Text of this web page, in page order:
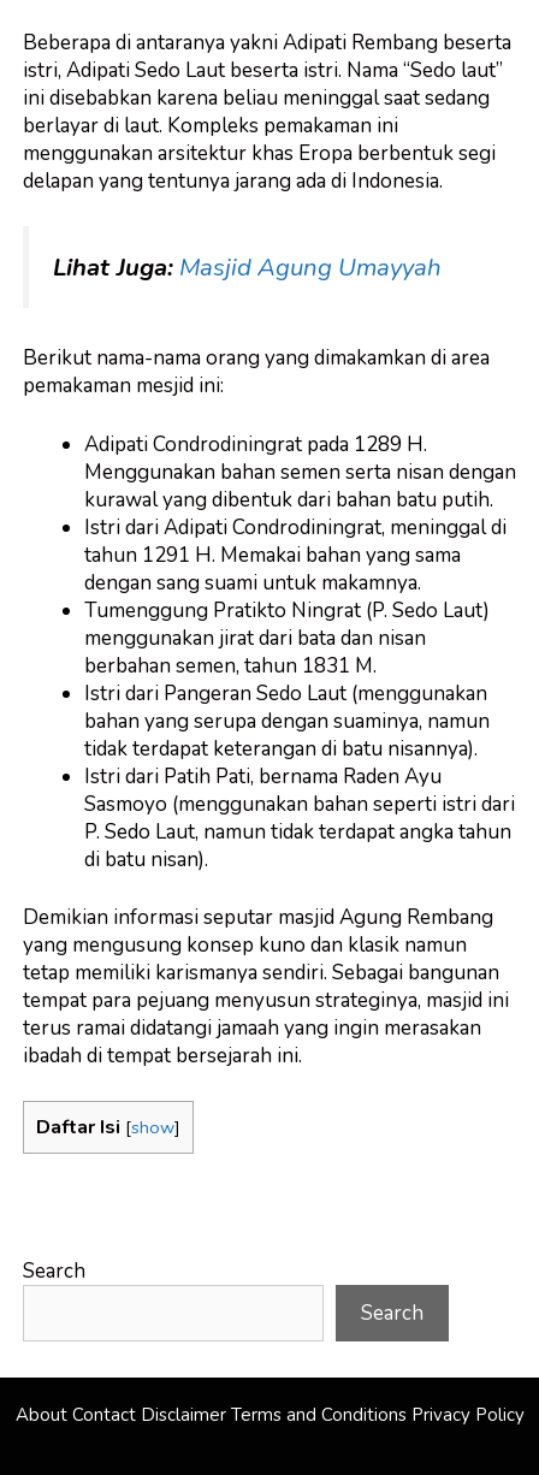
Beberapa di antaranya yakni Adipati Rembang beserta
istri, Adipati Sedo Laut beserta istri. Nama “Sedo laut”
ini disebabkan karena beliau meninggal saat sedang
berlayar di laut. Kompleks pemakaman ini
menggunakan arsitektur khas Eropa berbentuk segi
delapan yang tentunya jarang ada di Indonesia.
Lihat Juga: Masjid Agung Umayyah
Berikut nama-nama orang yang dimakamkan di area
pemakaman mesjid ini:
Adipati Condrodiningrat pada 1289 H.
Menggunakan bahan semen serta nisan dengan
kurawal yang dibentuk dari bahan batu putih.
Istri dari Adipati Condrodiningrat, meninggal di
tahun 1291 H. Memakai bahan yang sama
dengan sang suami untuk makamnya.
Tumenggung Pratikto Ningrat (P. Sedo Laut)
menggunakan jirat dari bata dan nisan
berbahan semen, tahun 1831 M.
Istri dari Pangeran Sedo Laut (menggunakan
bahan yang serupa dengan suaminya, namun
tidak terdapat keterangan di batu nisannya).
Istri dari Patih Pati, bernama Raden Ayu
Sasmoyo (menggunakan bahan seperti istri dari
P. Sedo Laut, namun tidak terdapat angka tahun
di batu nisan).
Demikian informasi seputar masjid Agung Rembang
yang mengusung konsep kuno dan klasik namun
tetap memiliki karismanya sendiri. Sebagai bangunan
tempat para pejuang menyusun strateginya, masjid ini
terus ramai didatangi jamaah yang ingin merasakan
ibadah di tempat bersejarah ini.
Daftar Isi [show]
Search
Search
About Contact Disclaimer Terms and Conditions Privacy Policy